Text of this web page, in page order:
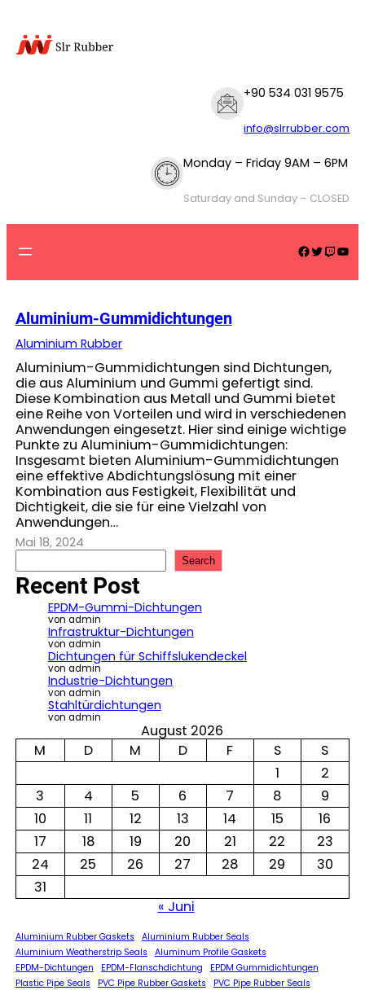
springen
+90 534 031 9575
info@slrrubber.com
Monday – Friday 9AM – 6PM
Saturday and Sunday – CLOSED
Facebook Twitter Twitch YouTube
Aluminium-Gummidichtungen
Aluminium Rubber
Aluminium-Gummidichtungen sind Dichtungen,
die aus Aluminium und Gummi gefertigt sind.
Diese Kombination aus Metall und Gummi bietet
eine Reihe von Vorteilen und wird in verschiedenen
Anwendungen eingesetzt. Hier sind einige wichtige
Punkte zu Aluminium-Gummidichtungen:
Insgesamt bieten Aluminium-Gummidichtungen
eine effektive Abdichtungslösung mit einer
Kombination aus Festigkeit, Flexibilität und
Dichtigkeit, die sie für eine Vielzahl von
Anwendungen…
Mai 18, 2024
S
e
a
Search
Recent Post
EPDM-Gummi-Dichtungen
von admin
Infrastruktur-Dichtungen
von admin
Dichtungen für Schiffslukendeckel
von admin
Industrie-Dichtungen
von admin
Stahltürdichtungen
von admin
August 2026
M
D M D F S
S
1
2
3
4 5 6 7 8
9
10
11 12 13 14 15
16
17
18 19 20 21 22
23
24
25 26 27 28 29
30
31
« Juni
Aluminium Rubber Gaskets
Aluminium Rubber Seals
Aluminium Weatherstrip Seals
Aluminum Profile Gaskets
EPDM-Dichtungen
EPDM-Flanschdichtung
EPDM Gummidichtungen
Plastic Pipe Seals
PVC Pipe Rubber Gaskets PVC Pipe Rubber Seals